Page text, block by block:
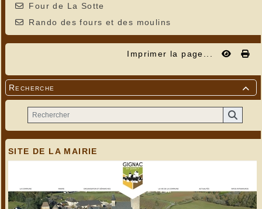
Four de La Sotte
Rando des fours et des moulins
Imprimer la page...

Recherche
SITE DE LA MAIRIE